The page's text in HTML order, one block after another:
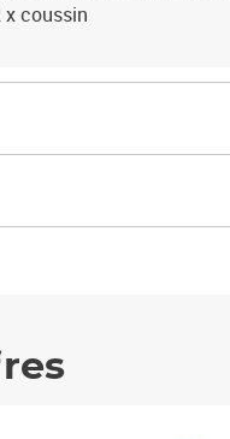
coussin